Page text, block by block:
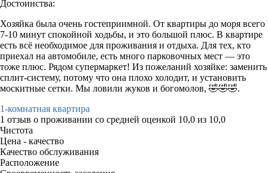
Достоинства:
Хозяйка была очень гостеприимной. От квартиры до моря всего
7-10 минут спокойной ходьбы, и это большой плюс. В квартире
есть всё необходимое для проживания и отдыха. Для тех, кто
приехал на автомобиле, есть много парковочных мест — это
тоже плюс. Рядом супермаркет! Из пожеланий хозяйке: заменить
сплит-систему, потому что она плохо холодит, и установить
москитные сетки. Мы ловили жуков и богомолов, 🤣🤣🤣.
1-комнатная квартира
1 отзыв о проживании со средней оценкой 10,0 из 10,0
Чистота
Цена - качество
Качество обслуживания
Расположение